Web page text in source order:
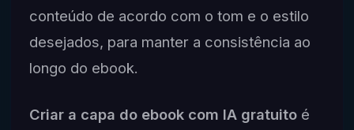
conteúdo de acordo com o tom e o estilo
desejados, para manter a consistência ao
longo do ebook.
Criar a capa do ebook com IA gratuitoé